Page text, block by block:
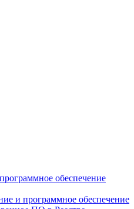
обеспечение
и программное обеспечение